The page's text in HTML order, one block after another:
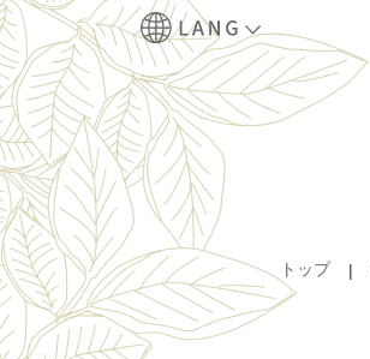
トップ